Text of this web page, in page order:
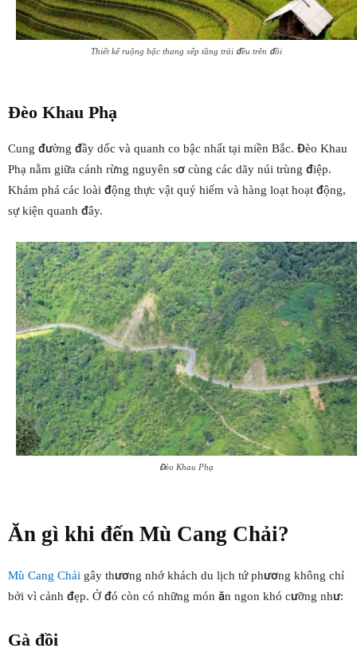
Thiết kế ruộng bậc thang xếp tầng trải đều trên đồi
Đèo Khau Phạ
Cung đường đầy dốc và quanh co bậc nhất tại miền Bắc. Đèo Khau
Phạ nằm giữa cánh rừng nguyên sơ cùng các dãy núi trùng điệp.
Khám phá các loài động thực vật quý hiếm và hàng loạt hoạt động,
sự kiện quanh đây.
Đèo Khau Phạ
Ăn gì khi đến Mù Cang Chải?
Mù Cang Chải gây thương nhớ khách du lịch tứ phương không chỉ
bởi vì cảnh đẹp. Ở đó còn có những món ăn ngon khó cưỡng như:
Gà đồi